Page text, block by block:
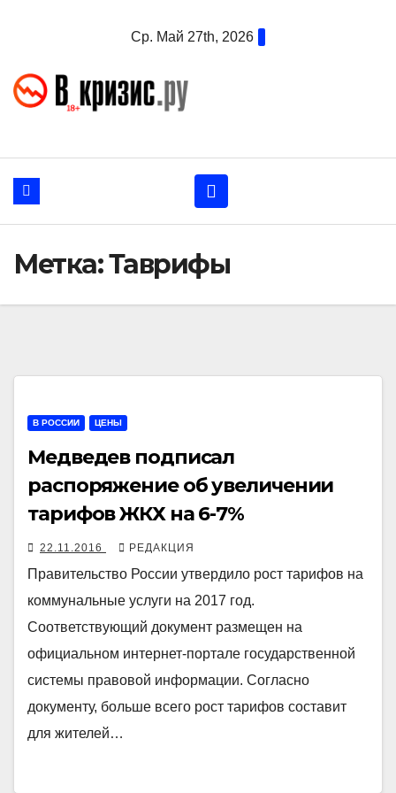
Ср. Май 27th, 2026
Метка:Таврифы
В РОССИИ ЦЕНЫ
Медведев подписал
распоряжение об увеличении
тарифов ЖКХ на 6-7%
22.11.2016 РЕДАКЦИЯ
Правительство России утвердило рост тарифов на
коммунальные услуги на 2017 год.
Соответствующий документ размещен на
официальном интернет-портале государственной
системы правовой информации. Согласно
документу, больше всего рост тарифов составит
для жителей…